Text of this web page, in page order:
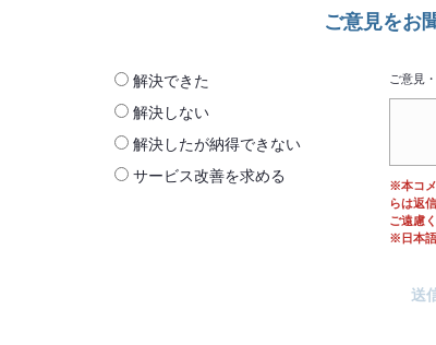
ご意見をお
解決できた
解決しない
解決したが納得できない
サービス改善を求める
ご意見
※本コメ
らは返
ご遠慮
※日本